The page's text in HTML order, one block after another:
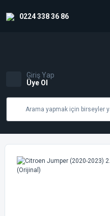
0224 338 36 86
Giriş Yap
Üye Ol